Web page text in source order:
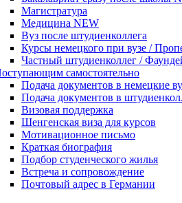
Магистратура
Медицина NEW
Вуз после штудиенколлега
Курсы немецкого при вузе /
Частный штудиенколлег /
самостоятельно
Подача документов в немецкие
Подача документов в
Визовая поддержка
Шенгенская виза для курсов
Мотивационное письмо
Краткая биография
Подбор студенческого жилья
Встреча и сопровождение
Почтовый адрес в Германии